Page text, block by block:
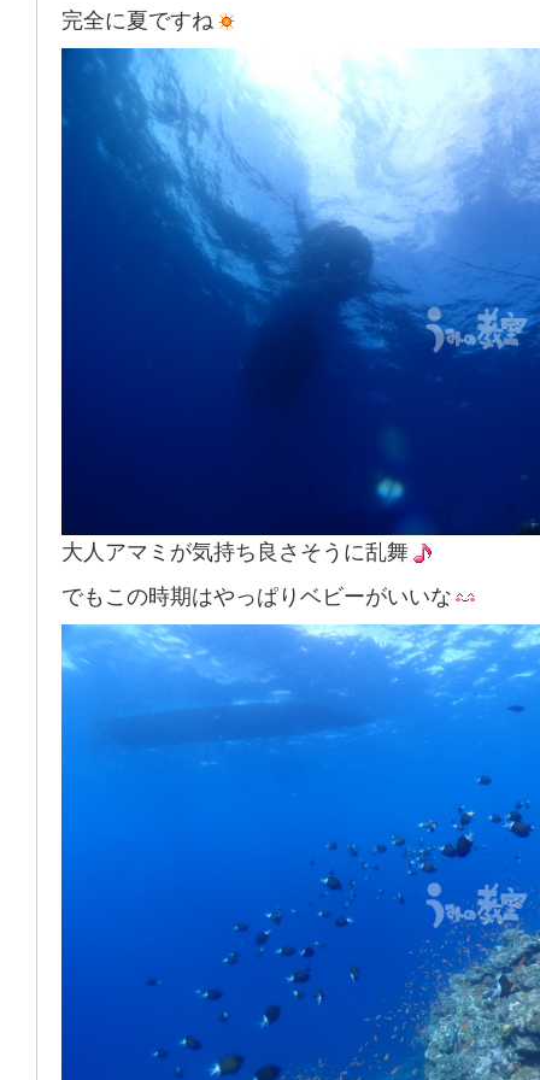
完全に夏ですね
大人アマミが気持ち良さそうに乱舞
でもこの時期はやっぱりベビーがいいな